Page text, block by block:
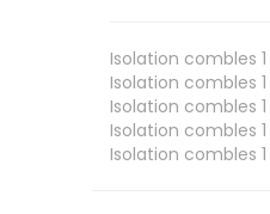
Isolation combles 1
Isolation combles 1
Isolation combles 1
Isolation combles 1
Isolation combles 1